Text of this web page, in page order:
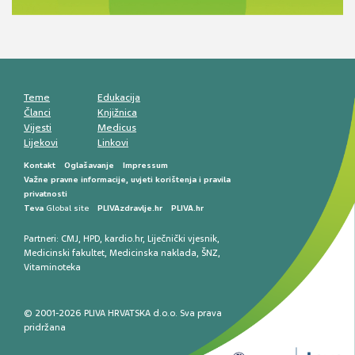
smetnji do rane onkološke dijagnostike
Teme
Članci
Vijesti
Lijekovi
Edukacija
Knjižnica
Medicus
Linkovi
Kontakt Oglašavanje
Impressum
Važne pravne informacije, uvjeti korištenja i pravila
privatnosti
Teva Global site PLIVAzdravlje.hr PLIVA.hr
Partneri: CMJ, HPD, kardio.hr, Liječnički vjesnik,
Medicinski fakultet, Medicinska naklada, ŠNZ,
Vitaminoteka
© 2001-2026 PLIVA HRVATSKA d.o.o. Sva prava
pridržana